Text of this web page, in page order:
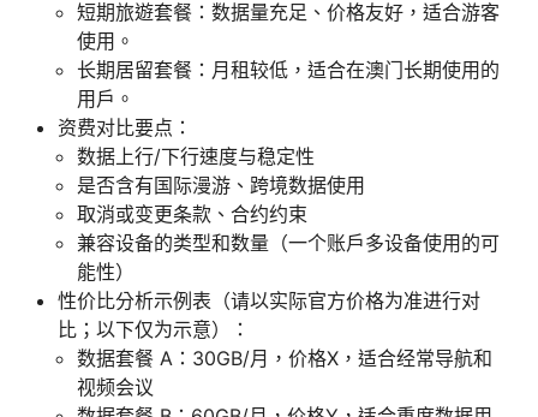
短期旅遊套餐：数据量充足、价格友好，适合游客
使用。
长期居留套餐：月租较低，适合在澳门长期使用的
用户。
资费对比要点：
数据上行/下行速度与稳定性
是否含有国际漫游、跨境数据使用
取消或变更条款、合约约束
兼容设备的类型和数量（一个账户多设备使用的可
能性）
性价比分析示例表（请以实际官方价格为准进行对
比；以下仅为示意）：
数据套餐 A：30GB/月，价格X，适合经常导航和
视频会议